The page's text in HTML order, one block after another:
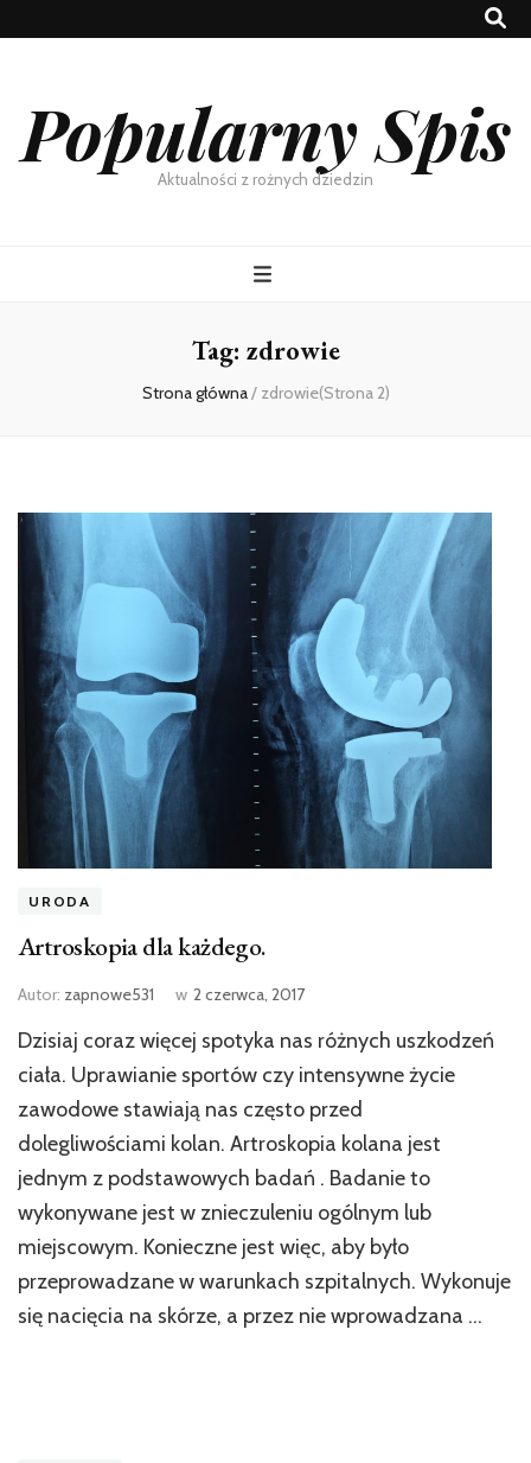
Popularny Spis
Aktualności z rożnych dziedzin
Tag: zdrowie
Strona główna/ zdrowie(Strona 2)
URODA
Artroskopia dla każdego.
Autor: zapnowe531 w 2 czerwca, 2017
Dzisiaj coraz więcej spotyka nas różnych uszkodzeń
ciała. Uprawianie sportów czy intensywne życie
zawodowe stawiają nas często przed
dolegliwościami kolan. Artroskopia kolana jest
jednym z podstawowych badań . Badanie to
wykonywane jest w znieczuleniu ogólnym lub
miejscowym. Konieczne jest więc, aby było
przeprowadzane w warunkach szpitalnych. Wykonuje
się nacięcia na skórze, a przez nie wprowadzana …